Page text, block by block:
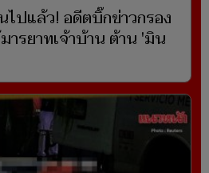
ไปแล้ว! อดีตบิ๊กข่าวกรอง
ารยาทเจ้าบ้าน ต้าน 'มิน